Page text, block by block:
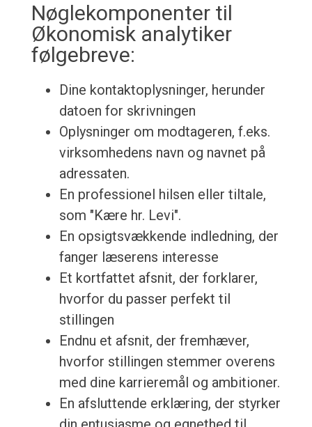
Nøglekomponenter til
Økonomisk analytiker
følgebreve:
Dine kontaktoplysninger, herunder
datoen for skrivningen
Oplysninger om modtageren, f.eks.
virksomhedens navn og navnet på
adressaten.
En professionel hilsen eller tiltale,
som "Kære hr. Levi".
En opsigtsvækkende indledning, der
fanger læserens interesse
Et kortfattet afsnit, der forklarer,
hvorfor du passer perfekt til
stillingen
Endnu et afsnit, der fremhæver,
hvorfor stillingen stemmer overens
med dine karrieremål og ambitioner.
En afsluttende erklæring, der styrker